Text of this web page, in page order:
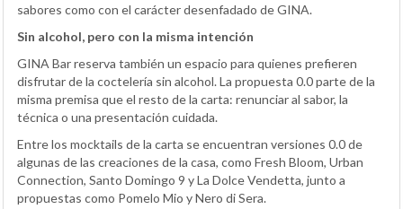
sabores como con el carácter desenfadado de GINA.
Sin alcohol, pero con la misma intención
GINA Bar reserva también un espacio para quienes prefieren
disfrutar de la coctelería sin alcohol. La propuesta 0.0 parte de la
misma premisa que el resto de la carta: renunciar al sabor, la
técnica o una presentación cuidada.
Entre los mocktails de la carta se encuentran versiones 0.0 de
algunas de las creaciones de la casa, como Fresh Bloom, Urban
Connection, Santo Domingo 9 y La Dolce Vendetta, junto a
propuestas como Pomelo Mio y Nero di Sera.